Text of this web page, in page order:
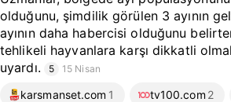
olduğunu, şimdilik görülen 3 ayının
ayının daha habercisi olduğunu
tehlikeli hayvanlara karşı dikkatli
uyardı.
5 15 Nisan
karsmanset.com 1 tv100.com 2